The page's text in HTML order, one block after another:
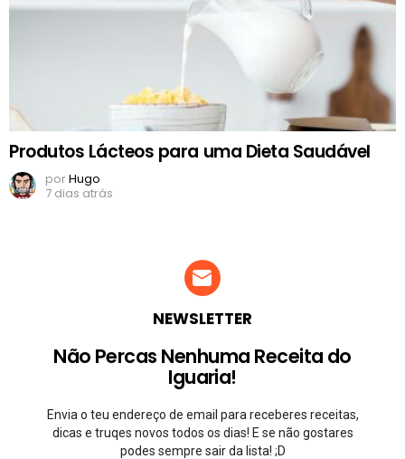
Produtos Lácteos para uma Dieta Saudável
porHugo
7 dias atrás
NEWSLETTER
Não Percas Nenhuma Receita do
Iguaria!
Envia o teu endereço de email para receberes receitas,
dicas e truqes novos todos os dias! E se não gostares
podes sempre sair da lista! ;D